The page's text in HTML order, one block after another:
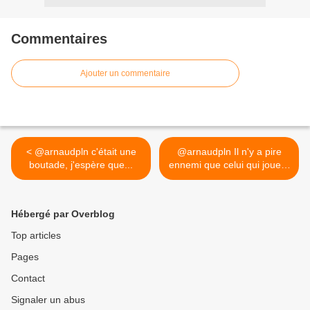
Commentaires
Ajouter un commentaire
< @arnaudpln c'était une
boutade, j'espère que...
@arnaudpln Il n'y a pire
ennemi que celui qui joue...
>
Hébergé par Overblog
Top articles
Pages
Contact
Signaler un abus